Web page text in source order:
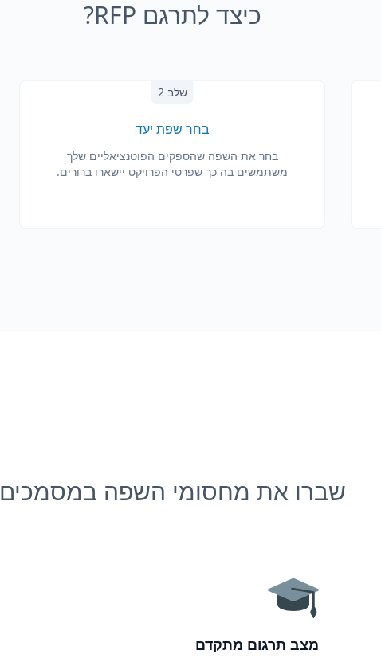
כיצד לתרגם RFP?
שלב 2
בחר שפת יעד
בחר את השפה שהספקים הפוטנציאליים שלך
משתמשים בה כך שפרטי הפרויקט יישארו ברורים.
שברו את מחסומי השפה במסמכים
מצב תרגום מתקדם